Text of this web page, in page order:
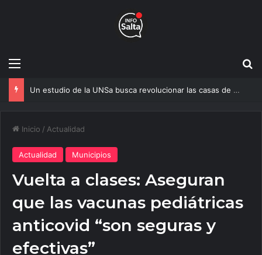
Menú
Un estudio de la UNSa busca revolucionar las casas de adobe y hacerlas más seguras
Inicio / Actualidad
Actualidad Municipios
Vuelta a clases: Aseguran
que las vacunas pediátricas
anticovid “son seguras y
efectivas”